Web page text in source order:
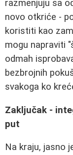
razmenjuju sa
novo otkriće -
koristiti kao
mogu napraviti
odmah
bezbrojnih
svakoga ko
Zaključak -
put
Na kraju, jasno